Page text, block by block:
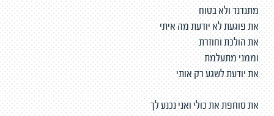
מתנדנד ולא בטוח
את פוגעת לא יודעת מה איתי
את הולכת וחוזרת
וממני מתעלמת
את יודעת לשגע רק אותי
את סוחפת את כולי ואני נכנע לך